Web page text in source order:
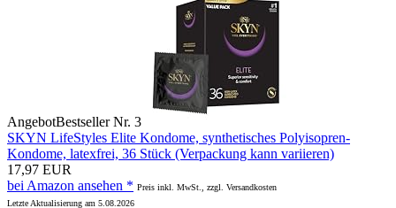
AngebotBestseller Nr. 3
SKYN LifeStyles Elite Kondome, synthetisches Polyisopren-
Kondome, latexfrei, 36 Stück (Verpackung kann variieren)
17,97 EUR
bei Amazon ansehen * Preis inkl. MwSt., zzgl. Versandkosten
Letzte Aktualisierung am 5.08.2026